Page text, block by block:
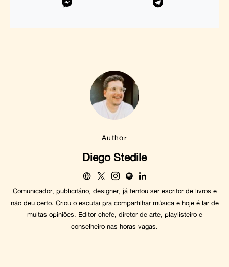
Author
Diego Stedile
Comunicador, publicitário, designer, já tentou ser escritor de livros e
não deu certo. Criou o escutai pra compartilhar música e hoje é lar de
muitas opiniões. Editor-chefe, diretor de arte, playlisteiro e
conselheiro nas horas vagas.